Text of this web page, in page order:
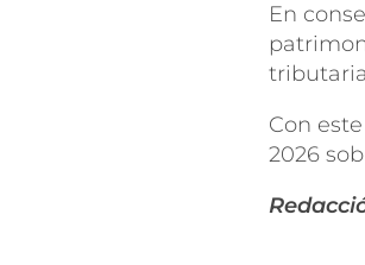
En
Con
2026